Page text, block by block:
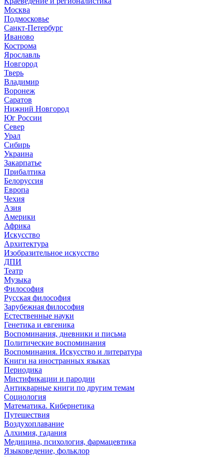
Москва
Подмосковье
Санкт-Петербург
Иваново
Кострома
Ярославль
Новгород
Тверь
Владимир
Воронеж
Саратов
Нижний Новгород
Юг России
Север
Урал
Сибирь
Украина
Закарпатье
Прибалтика
Белоруссия
Европа
Чехия
Азия
Америки
Африка
Искусство
Архитектура
Изобразительное искусство
ДПИ
Театр
Музыка
Философия
Русская философия
Зарубежная философия
Естественные науки
Генетика и евгеника
Воспоминания, дневники и письма
Политические воспоминания
Воспоминания. Искусство и литература
Книги на иностранных языках
Периодика
Мистификации и пародии
Антикварные книги по другим темам
Социология
Математика. Кибернетика
Путешествия
Воздухоплавание
Алхимия, гадания
Медицина, психология, фармацевтика
Языковедение, фольклор